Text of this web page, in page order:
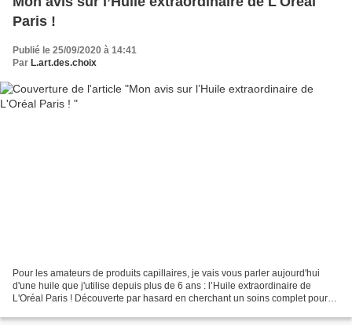
Paris !
Publié le 25/09/2020 à 14:41
Par L.art.des.choix
Pour les amateurs de produits capillaires, je vais vous parler aujourd'hui
d'une huile que j'utilise depuis plus de 6 ans : l’Huile extraordinaire de
L'Oréal Paris ! Découverte par hasard en cherchant un soins complet pour